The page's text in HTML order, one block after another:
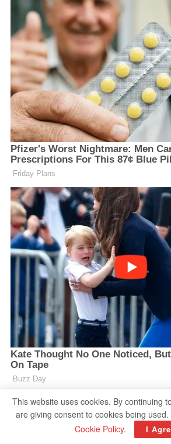
This website uses cookies. By continuing
are giving consent to cookies being used.
Cookie Policy. I